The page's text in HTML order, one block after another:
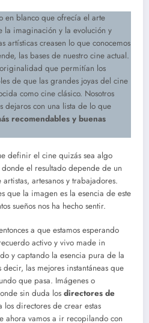
en blanco que ofrecía el arte
la imaginación y la evolución y
artísticas creasen lo que conocemos
las bases de nuestro cine actual.
que permitían los
de que las grandes joyas del cine
como cine clásico. Nosotros
dejaros con una lista de lo que
recomendables y buenas
definir el cine quizás sea algo
el resultado depende de un
artesanos y trabajadores.
que la imagen es la esencia de este
sueños nos ha hecho sentir.
a que estamos esperando
activo y vivo made in
y captando la esencia pura de la
las mejores instantáneas que
que pasa. Imágenes o
sin duda los directores de
los directores de crear estas
ahora vamos a ir recopilando con